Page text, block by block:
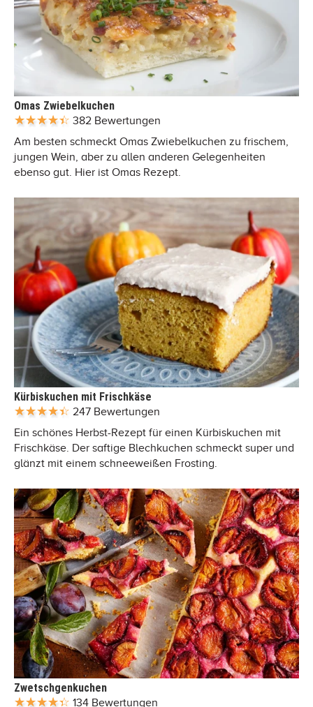
Omas Zwiebelkuchen
382 Bewertungen
Am besten schmeckt Omas Zwiebelkuchen zu frischem,
jungen Wein, aber zu allen anderen Gelegenheiten
ebenso gut. Hier ist Omas Rezept.
Kürbiskuchen mit Frischkäse
247 Bewertungen
Ein schönes Herbst-Rezept für einen Kürbiskuchen mit
Frischkäse. Der saftige Blechkuchen schmeckt super und
glänzt mit einem schneeweißen Frosting.
Zwetschgenkuchen
134 Bewertungen